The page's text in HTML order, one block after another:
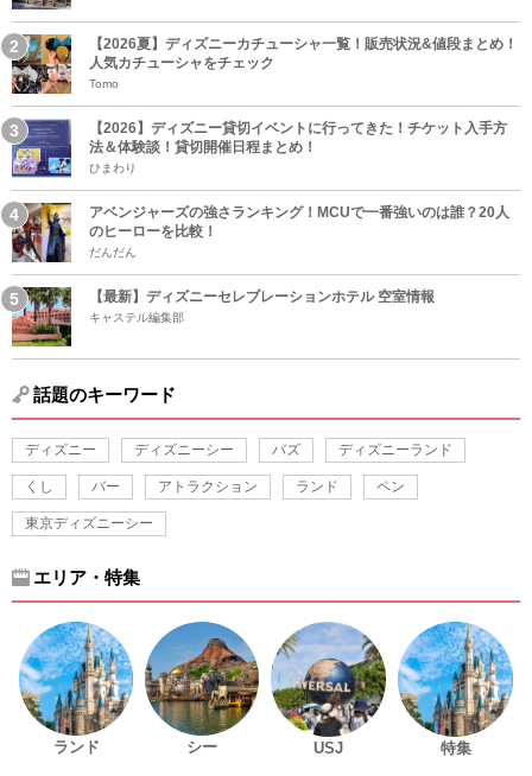
【2026夏】ディズニーカチューシャ一覧！販売状況&値段まとめ！
人気カチューシャをチェック
Tomo
【2026】ディズニー貸切イベントに行ってきた！チケット入手方
法＆体験談！貸切開催日程まとめ！
ひまわり
アベンジャーズの強さランキング！MCUで一番強いのは誰？20人
のヒーローを比較！
だんだん
【最新】ディズニーセレブレーションホテル 空室情報
キャステル編集部
話題のキーワード
ディズニー ディズニーシー バズ ディズニーランド
くし バー アトラクション ランド ペン
東京ディズニーシー
エリア・特集
ランド シー USJ 特集